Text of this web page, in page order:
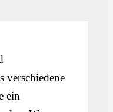
verschiedene
ein